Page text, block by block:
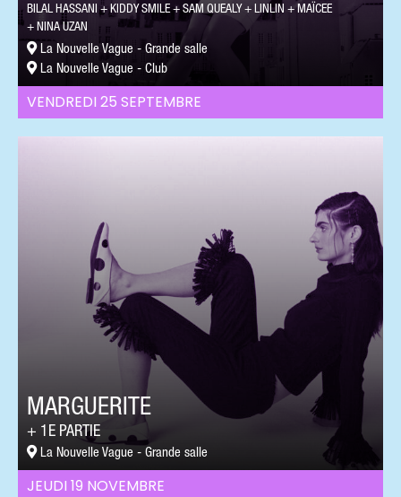
VENDREDI 25 SEPTEMBRE
BILAL HASSANI KIDDY SMILE SAM QUEALY LINLIN
MAÏCEE
NINA UZAN
La Nouvelle Vague - Grande salle
La Nouvelle Vague - Club
JEUDI 19 NOVEMBRE
MARGUERITE
1E PARTIE
La Nouvelle Vague - Grande salle